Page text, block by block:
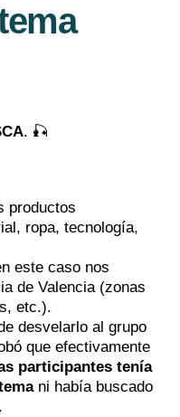
. 🎣
productos
ropa, tecnología,
este caso nos
de Valencia (zonas
etc.).
desvelarlo al grupo
que efectivamente
participantes tenía
ni había buscado